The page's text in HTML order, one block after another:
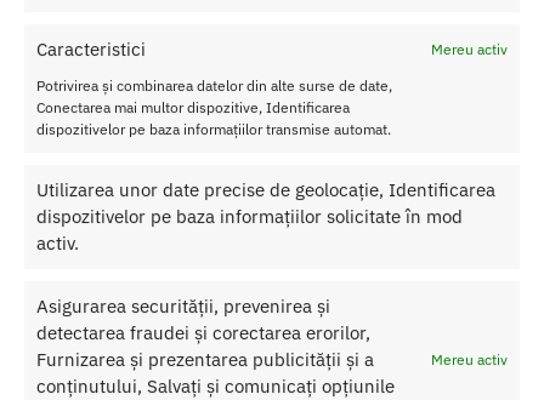
Caracteristici
Mereu activ
Potrivirea și combinarea datelor din alte surse de date,
Conectarea mai multor dispozitive, Identificarea
dispozitivelor pe baza informațiilor transmise automat.
Utilizarea unor date precise de geolocație, Identificarea
dispozitivelor pe baza informațiilor solicitate în mod
activ.
Asigurarea securității, prevenirea și
detectarea fraudei și corectarea erorilor,
Furnizarea și prezentarea publicității și a
conținutului, Salvați și comunicați opțiunile
Mereu activ
prin
aplicatie
Culoare: albastru
Vibratii: da
Diametru: 2.7 cm
Lungime: 14 cm
Material: ABS, silicon
Pentru o utilizare mai usoara utilizati un lubrifiant pe baza de apa.
Nu uitati sa curatati produsul inainte si dupa fiecare utilizare cu apa